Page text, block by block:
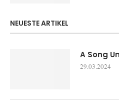
NEUESTE ARTIKEL
A Song
29.03.2024